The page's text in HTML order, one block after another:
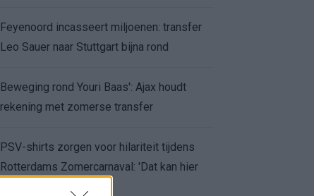
Feyenoord incasseert miljoenen: transfer
Leo Sauer naar Stuttgart bijna rond
Beweging rond Youri Baas': Ajax houdt
rekening met zomerse transfer
PSV-shirts zorgen voor hilariteit tijdens
Rotterdams Zomercarnaval: 'Dat kan hier